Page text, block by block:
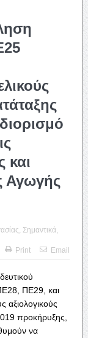
και
Αγωγής
Σημαντικά
Print
Email
ΠΕ29, και
αξιολογικούς
προκήρυξης,
να